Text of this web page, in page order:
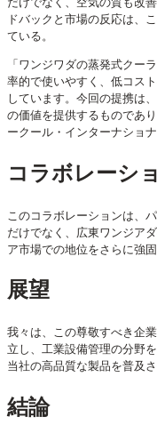
ドバックと市場の反応は、
ている。
「ワンジワダの蒸発式クー
率的で使いやすく、低コス
しています。今回の提携は
の価値を提供するものであ
ークール・インターナショ
コラボレーシ
このコラボレーションは、
だけでなく、広東ワンジア
ア市場での地位をさらに強
展望
我々は、この尊敬すべき企
立し、工業設備管理の分野
当社の高品質な製品を普及
結論